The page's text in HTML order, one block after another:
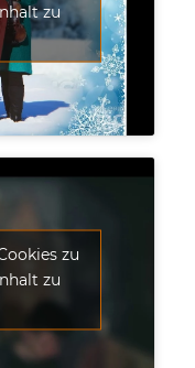
zu
zu
zu